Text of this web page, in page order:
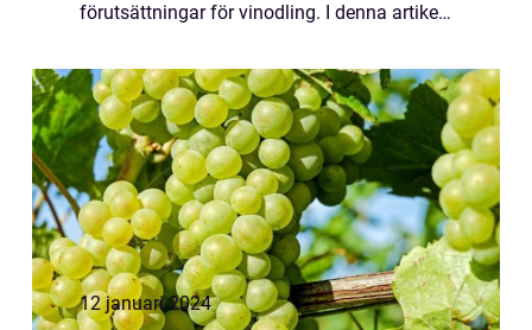
förutsättningar för vinodling. I denna artikel
portugisiskt vin, diskutera dess o...
12 januari 2024